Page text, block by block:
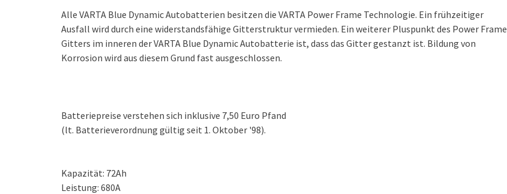
Alle VARTA Blue Dynamic Autobatterien besitzen die VARTA Power Frame Technologie. Ein frühzeitiger
Ausfall wird durch eine widerstandsfähige Gitterstruktur vermieden. Ein weiterer Pluspunkt des Power Frame
Gitters im inneren der VARTA Blue Dynamic Autobatterie ist, dass das Gitter gestanzt ist. Bildung von
Korrosion wird aus diesem Grund fast ausgeschlossen.
Batteriepreise verstehen sich inklusive 7,50 Euro Pfand
(lt. Batterieverordnung gültig seit 1. Oktober '98).
Kapazität: 72Ah
Leistung: 680A